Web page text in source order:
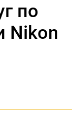
по
Nikon